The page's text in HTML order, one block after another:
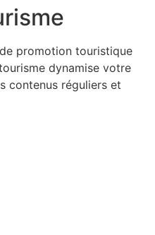
promotion touristique
dynamise votre
contenus réguliers et